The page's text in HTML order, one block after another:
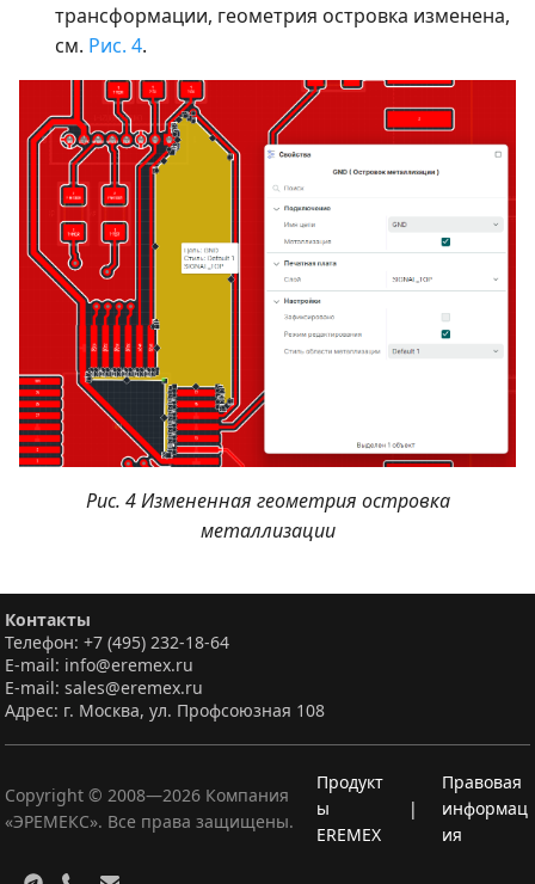
трансформации, геометрия островка изменена,
см. Рис. 4.
Рис. 4 Измененная геометрия островка
металлизации
Контакты
Телефон: +7 (495) 232-18-64
E-mail: info@eremex.ru
E-mail: sales@eremex.ru
Адрес: г. Москва, ул. Профсоюзная 108
Copyright © 2008—2026 Компания
«ЭРЕМЕКС». Все права защищены.
Продукт
ы
EREMEX
|
Правовая
информац
ия